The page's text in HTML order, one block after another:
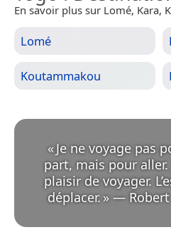
En savoir plus sur Lomé, Kara,
Lomé
Koutammakou
«Je ne voyage pas
part, mais pour aller.
plaisir de voyager.
déplacer. » —